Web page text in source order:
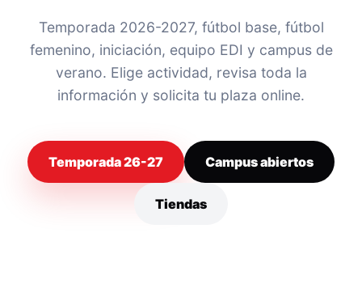
Temporada 2026-2027, fútbol base, fútbol
femenino, iniciación, equipo EDI y campus de
verano. Elige actividad, revisa toda la
información y solicita tu plaza online.
Temporada 26-27 Campus abiertos
Tiendas